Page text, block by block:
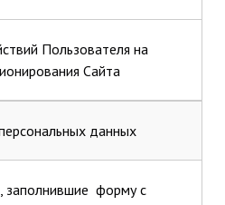
Пользователя на
Сайта
данных
заполнившие форму с